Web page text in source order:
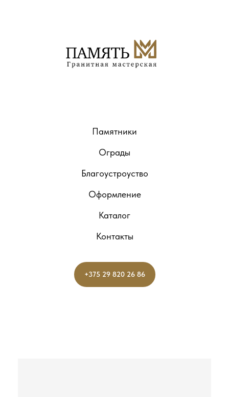
Памятники
Ограды
Благоустроуство
Оформление
Каталог
Контакты
+375 29 820 26 86